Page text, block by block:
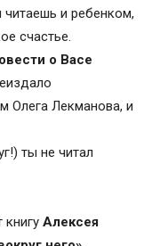
читаешь и ребенком,
счастье.
о Васе
Олега Лекманова, и
ты не читал
Алексея